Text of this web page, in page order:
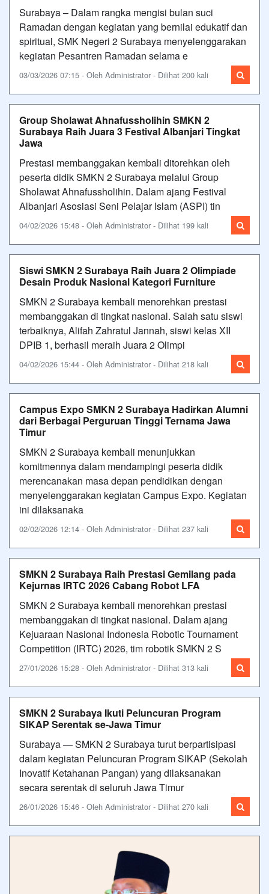
Surabaya – Dalam rangka mengisi bulan suci
Ramadan dengan kegiatan yang bernilai edukatif dan
spiritual, SMK Negeri 2 Surabaya menyelenggarakan
kegiatan Pesantren Ramadan selama e
03/03/2026 07:15 - Oleh Administrator - Dilihat 200 kali
Group Sholawat Ahnafussholihin SMKN 2
Surabaya Raih Juara 3 Festival Albanjari Tingkat
Jawa
Prestasi membanggakan kembali ditorehkan oleh
peserta didik SMKN 2 Surabaya melalui Group
Sholawat Ahnafussholihin. Dalam ajang Festival
Albanjari Asosiasi Seni Pelajar Islam (ASPI) tin
04/02/2026 15:48 - Oleh Administrator - Dilihat 199 kali
Siswi SMKN 2 Surabaya Raih Juara 2 Olimpiade
Desain Produk Nasional Kategori Furniture
SMKN 2 Surabaya kembali menorehkan prestasi
membanggakan di tingkat nasional. Salah satu siswi
terbaiknya, Alifah Zahratul Jannah, siswi kelas XII
DPIB 1, berhasil meraih Juara 2 Olimpi
04/02/2026 15:44 - Oleh Administrator - Dilihat 218 kali
Campus Expo SMKN 2 Surabaya Hadirkan Alumni
dari Berbagai Perguruan Tinggi Ternama Jawa
Timur
SMKN 2 Surabaya kembali menunjukkan
komitmennya dalam mendampingi peserta didik
merencanakan masa depan pendidikan dengan
menyelenggarakan kegiatan Campus Expo. Kegiatan
ini dilaksanaka
02/02/2026 12:14 - Oleh Administrator - Dilihat 237 kali
SMKN 2 Surabaya Raih Prestasi Gemilang pada
Kejurnas IRTC 2026 Cabang Robot LFA
SMKN 2 Surabaya kembali menorehkan prestasi
membanggakan di tingkat nasional. Dalam ajang
Kejuaraan Nasional Indonesia Robotic Tournament
Competition (IRTC) 2026, tim robotik SMKN 2 S
27/01/2026 15:28 - Oleh Administrator - Dilihat 313 kali
SMKN 2 Surabaya Ikuti Peluncuran Program
SIKAP Serentak se-Jawa Timur
Surabaya — SMKN 2 Surabaya turut berpartisipasi
dalam kegiatan Peluncuran Program SIKAP (Sekolah
Inovatif Ketahanan Pangan) yang dilaksanakan
secara serentak di seluruh Jawa Timur
26/01/2026 15:46 - Oleh Administrator - Dilihat 270 kali